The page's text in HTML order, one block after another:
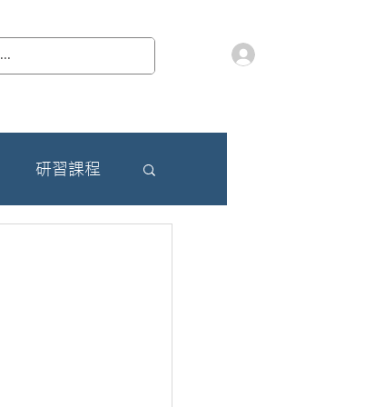
研習課程